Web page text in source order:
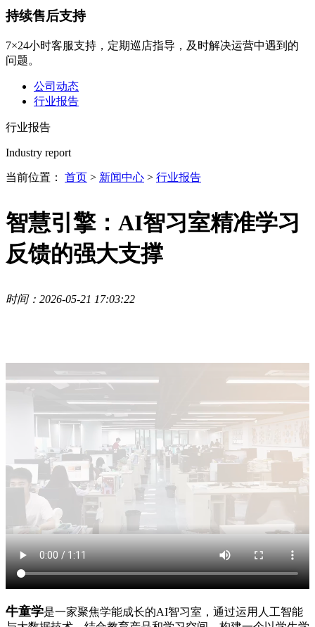
持续售后支持
7×24小时客服支持，定期巡店指导，及时解决运营中遇到的
问题。
公司动态
行业报告
行业报告
Industry report
当前位置： 首页 > 新闻中心 > 行业报告
智慧引擎：AI智习室精准学习
反馈的强大支撑
时间：2026-05-21 17:03:22
牛童学是一家聚焦学能成长的AI智习室，通过运用人工智能